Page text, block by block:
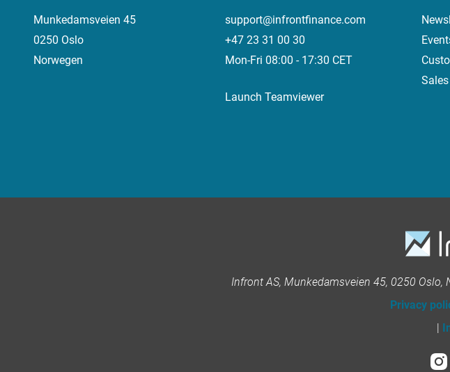
Munkedamsveien 45
0250 Oslo
Norwegen
support@infrontfinance.com
+47 23 31 00 30
Mon-Fri 08:00 - 17:30 CET
Launch Teamviewer
Infront AS, Munkedamsveien 45, 0250
Privacy
|